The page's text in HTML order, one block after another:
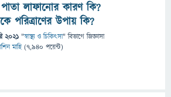
লাফানোর কারণ কি?
পরিত্রাণের উপায় কি?
2021 "স্বাস্থ্য ও চিকিৎসা" বিভাগে জিজ্ঞাসা
মাহি (7,940 পয়েন্ট)